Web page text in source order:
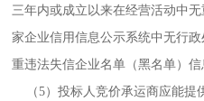
三年内或成立以来在经营活动中
家企业信用信息公示系统中无行
重违法失信企业名单（黑名单）
（5）投标人竞价承运商应能提